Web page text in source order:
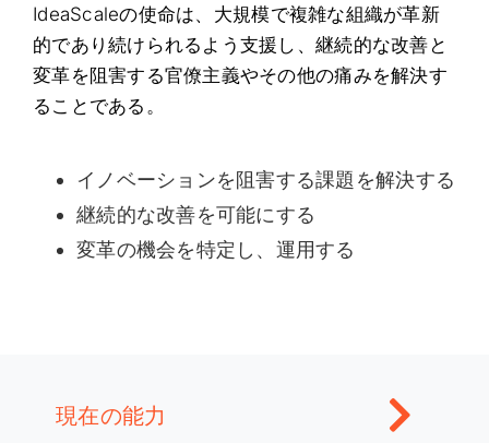
IdeaScaleの使命は、大規模で複雑な組織が革新
的であり続けられるよう支援し、継続的な改善と
変革を阻害する官僚主義やその他の痛みを解決す
ることである。
イノベーションを阻害する課題を解決する
継続的な改善を可能にする
変革の機会を特定し、運用する